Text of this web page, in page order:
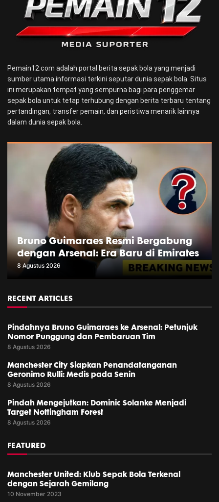
Pemain12.com adalah portal berita sepak bola yang menjadi
sumber utama informasi terkini seputar dunia sepak bola. Situs
ini merupakan tempat yang sempurna bagi para penggemar
sepak bola untuk tetap terhubung dengan berita terbaru tentang
pertandingan, transfer pemain, dan peristiwa menarik lainnya
dalam dunia sepak bola.
Bruno Guimaraes Resmi Bergabung
dengan Arsenal: Era Baru di Emirates
8 Agustus 2026
RECENT ARTICLES
Pindahnya Bruno Guimaraes ke Arsenal: Petunjuk
Nomor Punggung dan Pembaruan Tim
8 Agustus 2026
Manchester City Siapkan Penandatanganan
Geronimo Rulli: Medis pada Senin
8 Agustus 2026
Pindah Mengejutkan: Dominic Solanke Menjadi
Target Nottingham Forest
8 Agustus 2026
FEATURED
Manchester United: Klub Sepak Bola Terkenal
dengan Sejarah Gemilang
10 November 2023